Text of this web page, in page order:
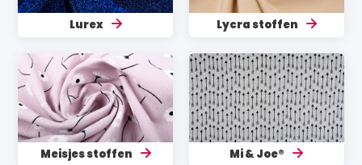
Lurex Lycra stoffen
Meisjes stoffen Mi & Joe®